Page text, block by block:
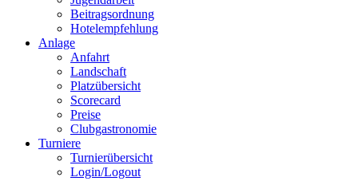
Beitragsordnung
Hotelempfehlung
Anlage
Anfahrt
Landschaft
Platzübersicht
Scorecard
Preise
Clubgastronomie
Turniere
Turnierübersicht
Login/Logout